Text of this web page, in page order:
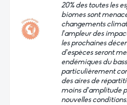
20% des toutes les
biomes sont
changements
l’ampleur des
les prochaines
d’espèces seront
endémiques du
particulièrement
des aires de
moins d’amplitude
nouvelles conditions.